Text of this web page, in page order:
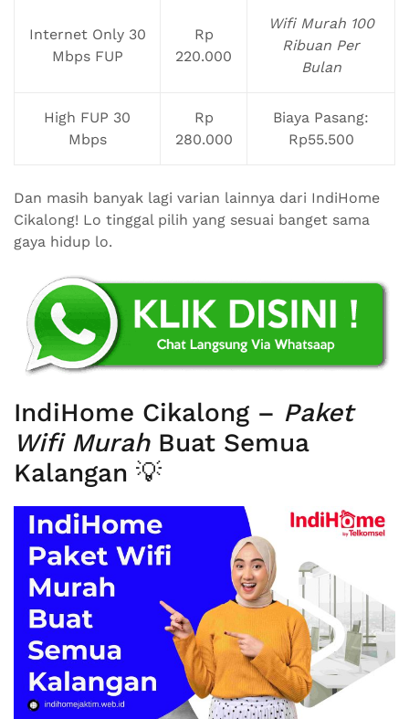
Internet Only 30
Mbps FUP
Rp
220.000
Wifi Murah 100
Ribuan Per
Bulan
High FUP 30
Mbps
Rp
280.000
Biaya Pasang:
Rp55.500
Dan masih banyak lagi varian lainnya dari IndiHome
Cikalong! Lo tinggal pilih yang sesuai banget sama
gaya hidup lo.
IndiHome Cikalong – Paket
Wifi MurahBuat Semua
Kalangan 💡